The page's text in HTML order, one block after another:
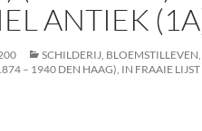
ANTIEK
SCHILDERIJ,
– 1940 DEN HAAG), IN FRAAIE